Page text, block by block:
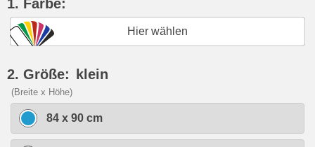
1. Farbe:
Hier wählen
2. Größe: klein
(Breite x Höhe)
84 x 90 cm